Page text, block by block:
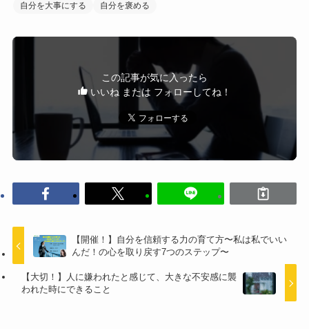
自分を大事にする
自分を褒める
この記事が気に入ったら
いいね または フォローしてね！
【開催！】自分を信頼する力の育て方〜私は私でいい
んだ！の心を取り戻す7つのステップ〜
【大切！】人に嫌われたと感じて、大きな不安感に襲
われた時にできること